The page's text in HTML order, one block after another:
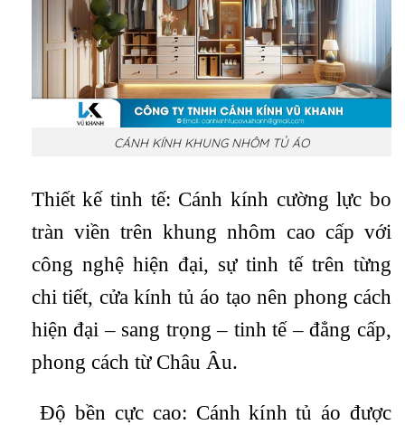
CÁNH KÍNH KHUNG NHÔM TỦ ÁO
Thiết kế tinh tế: Cánh kính cường lực bo
tràn viền trên khung nhôm cao cấp với
công nghệ hiện đại, sự tinh tế trên từng
chi tiết, cửa kính tủ áo tạo nên phong cách
hiện đại – sang trọng – tinh tế – đẳng cấp,
phong cách từ Châu Âu.
Độ bền cực cao: Cánh kính tủ áo được